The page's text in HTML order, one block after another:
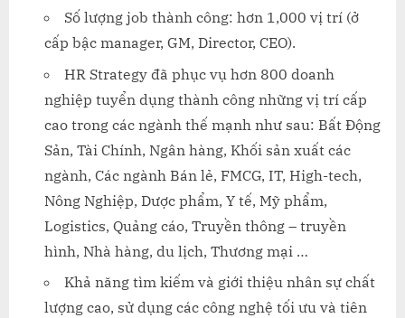
Số lượng job thành công: hơn 1,000 vị trí (ở
cấp bậc manager, GM, Director, CEO).
HR Strategy đã phục vụ hơn 800 doanh
nghiệp tuyển dụng thành công những vị trí cấp
cao trong các ngành thế mạnh như sau: Bất Động
Sản, Tài Chính, Ngân hàng, Khối sản xuất các
ngành, Các ngành Bán lẻ, FMCG, IT, High-tech,
Nông Nghiệp, Dược phẩm, Y tế, Mỹ phẩm,
Logistics, Quảng cáo, Truyền thông – truyền
hình, Nhà hàng, du lịch, Thương mại …
Khả năng tìm kiếm và giới thiệu nhân sự chất
lượng cao, sử dụng các công nghệ tối ưu và tiên